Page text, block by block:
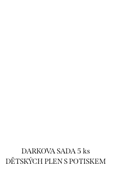
DARKOVA SADA 5 ks
DĚTSKÝCH PLEN S POTISKEM